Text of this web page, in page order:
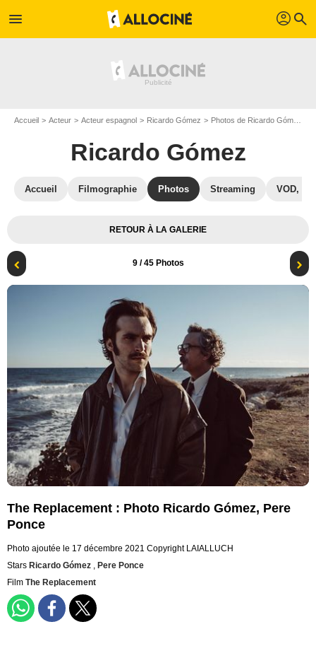
menu profil search
Accueil Acteur Acteur espagnol Ricardo Gómez Photos de Ricardo Gómez
Ricardo Gómez
Accueil Filmographie Photos Streaming VOD,
RETOUR À LA GALERIE
9/ 45 Photos
The Replacement : Photo Ricardo Gómez, Pere
Ponce
Photo ajoutée le 17 décembre 2021 Copyright LAIALLUCH
Stars Ricardo Gómez , Pere Ponce
Film The Replacement